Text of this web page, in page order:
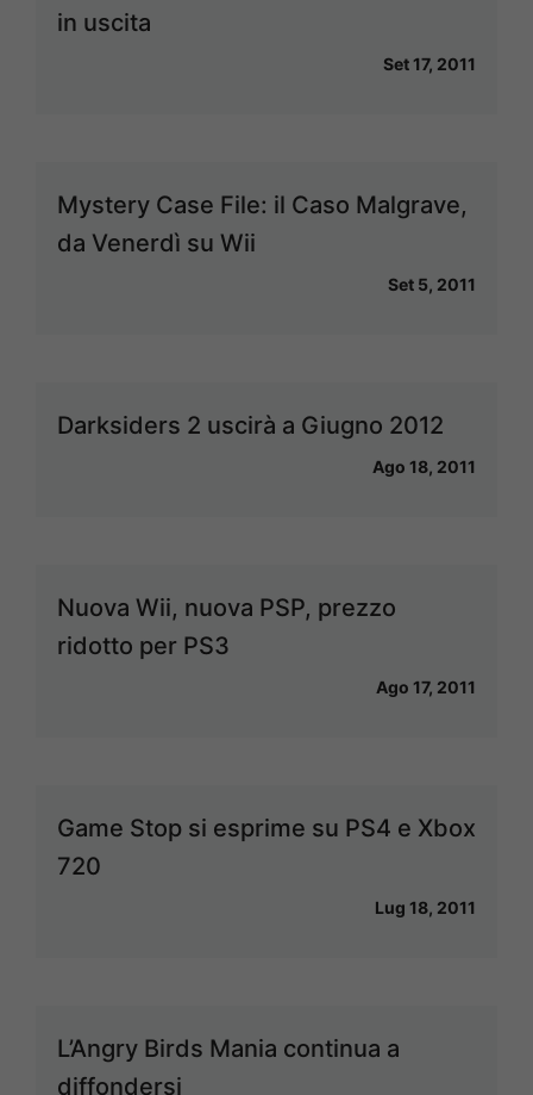
in uscita
Set 17, 2011
Mystery Case File: il Caso Malgrave,
da Venerdì su Wii
Set 5, 2011
Darksiders 2 uscirà a Giugno 2012
Ago 18, 2011
Nuova Wii, nuova PSP, prezzo
ridotto per PS3
Ago 17, 2011
Game Stop si esprime su PS4 e Xbox
720
Lug 18, 2011
L’Angry Birds Mania continua a
diffondersi